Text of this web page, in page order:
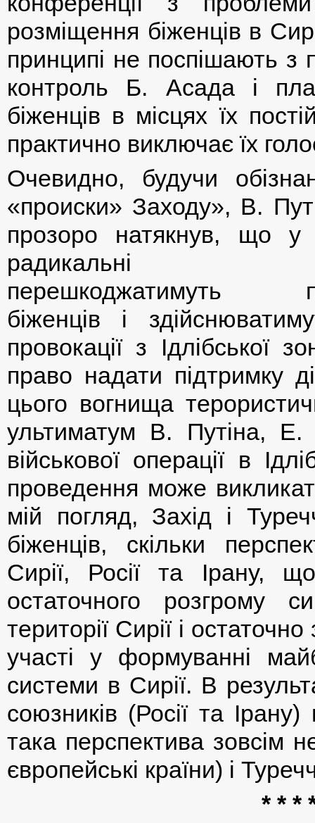
розміщення біженців в
принципі не поспішають з
контроль Б. Асада і
біженців в місцях їх
практично виключає їх
Очевидно, будучи
«происки» Заходу», В.
прозоро натякнув, що у
радикальні
перешкоджатимуть
біженців і
провокації з Ідлібської
право надати підтримку
цього вогнища
ультиматум В. Путіна, Е.
військової операції в
проведення може
мій погляд, Захід і
біженців, скільки
Сирії, Росії та Ірану,
остаточного розгрому
території Сирії і
участі у формуванні
системи в Сирії. В
союзників (Росії та
така перспектива зовсім
європейські країни) і
* * *